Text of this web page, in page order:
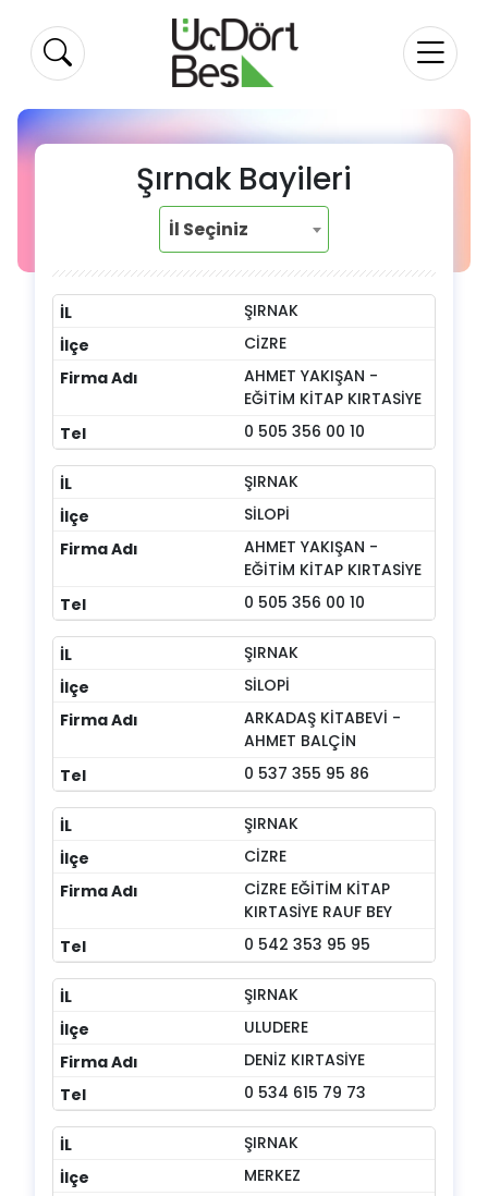
Şırnak Bayileri
İl Seçiniz
ŞIRNAK
CİZRE
AHMET YAKIŞAN -
EĞİTİM KİTAP KIRTASİYE
0 505 356 00 10
ŞIRNAK
SİLOPİ
AHMET YAKIŞAN -
EĞİTİM KİTAP KIRTASİYE
0 505 356 00 10
ŞIRNAK
SİLOPİ
ARKADAŞ KİTABEVİ -
AHMET BALÇİN
0 537 355 95 86
ŞIRNAK
CİZRE
CİZRE EĞİTİM KİTAP
KIRTASİYE RAUF BEY
0 542 353 95 95
ŞIRNAK
ULUDERE
DENİZ KIRTASİYE
0 534 615 79 73
ŞIRNAK
MERKEZ